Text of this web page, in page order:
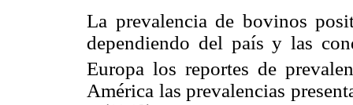
La prevalencia de bovinos
dependiendo del país y las
Europa los reportes de
América las prevalencias